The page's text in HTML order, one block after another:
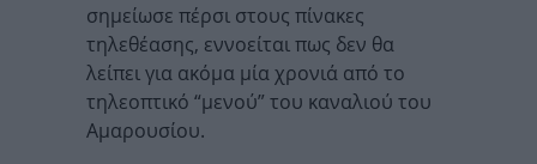
σημείωσε πέρσι στους πίνακες
τηλεθέασης, εννοείται πως δεν θα
λείπει για ακόμα μία χρονιά από το
τηλεοπτικό “μενού” του καναλιού του
Αμαρουσίου.